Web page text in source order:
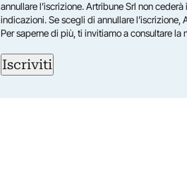
annullare l’iscrizione. Artribune Srl non
indicazioni. Se scegli di annullare
Per saperne di più, ti invitiamo a consultare la
Iscriviti